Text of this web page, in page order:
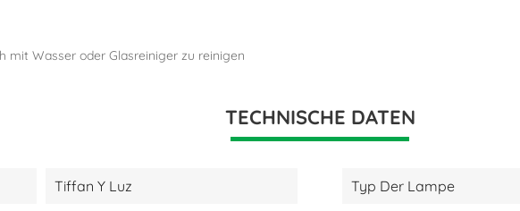
mit Wasser oder Glasreiniger zu reinigen
TECHNISCHE DATEN
Tiffan Y Luz Typ Der Lampe